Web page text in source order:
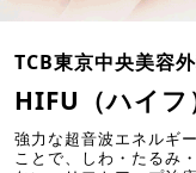
TCB東京中央美容
HIFU（ハイフ
強力な超音波エネルギ
ことで、しわ・たるみ